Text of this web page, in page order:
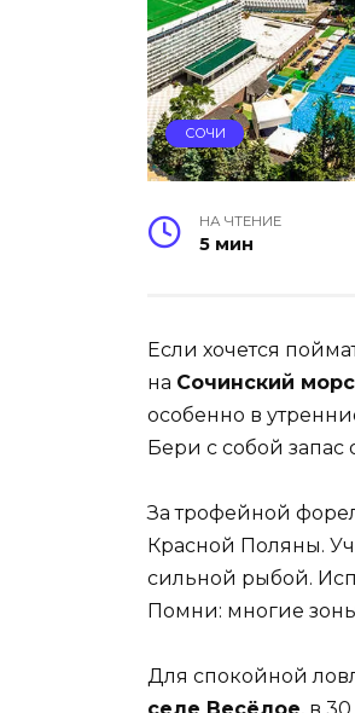
СОЧИ
НА ЧТЕНИЕ
5 мин
Если хочется
на Сочинский
особенно в
Бери с собой запас
За трофейной
Красной Поляны.
сильной рыбой.
Помни: многие
Для спокойной